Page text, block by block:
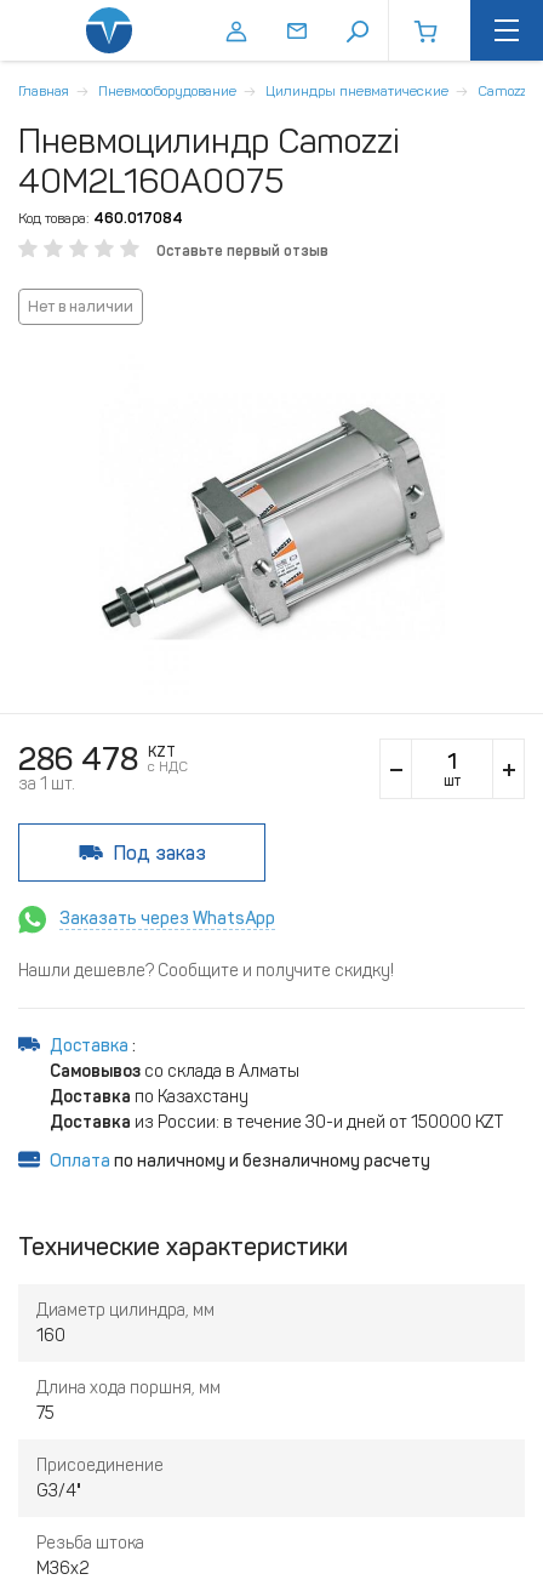
Главная Пневмооборудование Цилиндры пневматические Camozzi
Пневмоцилиндр Camozzi
40M2L160A0075
Код товара: 460.017084
Оставьте первый отзыв
Нет в наличии
286 478
KZT
c НДС
за 1 шт. шт
Под заказ
Заказать через WhatsApp
Нашли дешевле? Сообщите и получите скидку!
Доставка :
Самовывоз со склада в Алматы
Доставка по Казахстану
Доставка из России: в течение 30-и дней от 150000 KZT
Оплата по наличному и безналичному расчету
Технические характеристики
Диаметр цилиндра, мм
160
Длина хода поршня, мм
75
Присоединение
G3/4"
Резьба штока
M36x2